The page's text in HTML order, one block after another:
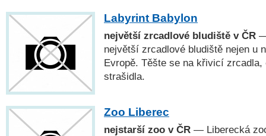
Labyrint Babylon
největší zrcadlové bludiště v ČR
největší zrcadlové bludiště nejen u
Evropě. Těšte se na křivicí zrcadla,
strašidla.
Zoo Liberec
nejstarší zoo v ČR — Liberecká